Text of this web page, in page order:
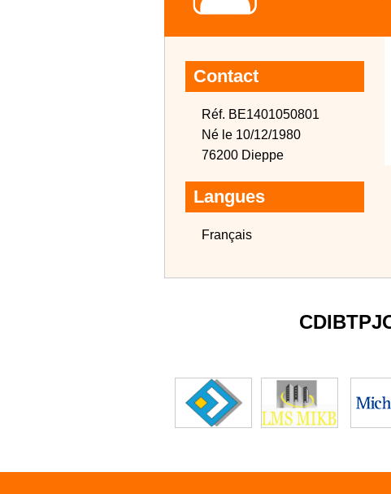
Contact
Réf. BE1401050801
Né le 10/12/1980
76200 Dieppe
Langues
Français